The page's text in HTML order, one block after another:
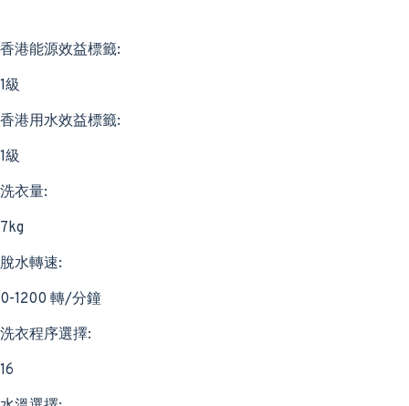
香港能源效益標籤:
1級
香港用水效益標籤:
1級
洗衣量:
7kg
脫水轉速:
0-1200 轉/分鐘
洗衣程序選擇:
16